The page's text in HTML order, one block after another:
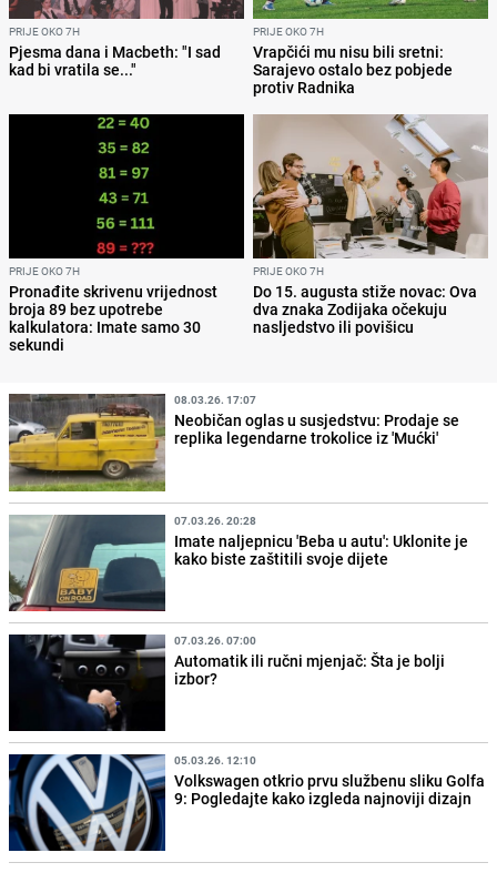
PRIJE OKO 7H
Pjesma dana i Macbeth: "I sad
kad bi vratila se..."
PRIJE OKO 7H
Vrapčići mu nisu bili sretni:
Sarajevo ostalo bez pobjede
protiv Radnika
PRIJE OKO 7H
Pronađite skrivenu vrijednost
broja 89 bez upotrebe
kalkulatora: Imate samo 30
sekundi
PRIJE OKO 7H
Do 15. augusta stiže novac: Ova
dva znaka Zodijaka očekuju
nasljedstvo ili povišicu
08.03.26. 17:07
Neobičan oglas u susjedstvu: Prodaje se
replika legendarne trokolice iz 'Mućki'
07.03.26. 20:28
Imate naljepnicu 'Beba u autu': Uklonite je
kako biste zaštitili svoje dijete
07.03.26. 07:00
Automatik ili ručni mjenjač: Šta je bolji
izbor?
05.03.26. 12:10
Volkswagen otkrio prvu službenu sliku Golfa
9: Pogledajte kako izgleda najnoviji dizajn